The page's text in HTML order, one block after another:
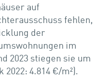
auf
fehlen,
der
im
2023 stiegen sie um
2022: 4.814 €/m²).